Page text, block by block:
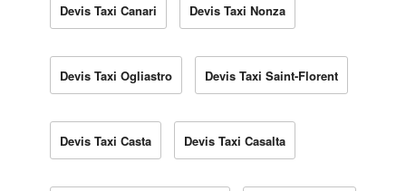
Devis Taxi Canari Devis Taxi Nonza
Devis Taxi Ogliastro Devis Taxi Saint-Florent
Devis Taxi Casta Devis Taxi Casalta